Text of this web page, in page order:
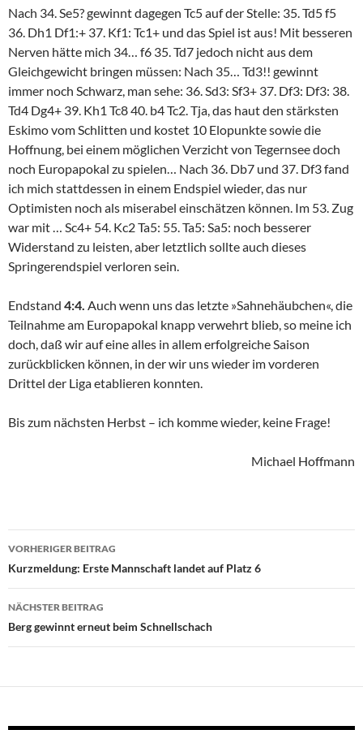
Nach 34. Se5? gewinnt dagegen Tc5 auf der Stelle: 35. Td5 f5
36. Dh1 Df1:+ 37. Kf1: Tc1+ und das Spiel ist aus! Mit besseren
Nerven hätte mich 34… f6 35. Td7 jedoch nicht aus dem
Gleichgewicht bringen müssen: Nach 35… Td3!! gewinnt
immer noch Schwarz, man sehe: 36. Sd3: Sf3+ 37. Df3: Df3: 38.
Td4 Dg4+ 39. Kh1 Tc8 40. b4 Tc2. Tja, das haut den stärksten
Eskimo vom Schlitten und kostet 10 Elopunkte sowie die
Hoffnung, bei einem möglichen Verzicht von Tegernsee doch
noch Europapokal zu spielen… Nach 36. Db7 und 37. Df3 fand
ich mich stattdessen in einem Endspiel wieder, das nur
Optimisten noch als miserabel einschätzen können. Im 53. Zug
war mit … Sc4+ 54. Kc2 Ta5: 55. Ta5: Sa5: noch besserer
Widerstand zu leisten, aber letztlich sollte auch dieses
Springerendspiel verloren sein.
Endstand 4:4. Auch wenn uns das letzte »Sahnehäubchen«, die
Teilnahme am Europapokal knapp verwehrt blieb, so meine ich
doch, daß wir auf eine alles in allem erfolgreiche Saison
zurückblicken können, in der wir uns wieder im vorderen
Drittel der Liga etablieren konnten.
Bis zum nächsten Herbst – ich komme wieder, keine Frage!
Michael Hoffmann
Beitragsnavigation
VORHERIGER BEITRAG
Kurzmeldung: Erste Mannschaft landet auf Platz 6
NÄCHSTER BEITRAG
Berg gewinnt erneut beim Schnellschach